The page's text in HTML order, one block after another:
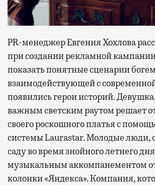
PR-менеджер Евгения Хохлова
при создании рекламной
показать понятные сценарии
взаимодействующей с
появились герои историй.
важным светским раутом решает
своего роскошного платья с
системы Laurastar. Молодые люди,
саду во время знойного летнего
музыкальным аккомпанементом
колонки «Яндекса». Компания,